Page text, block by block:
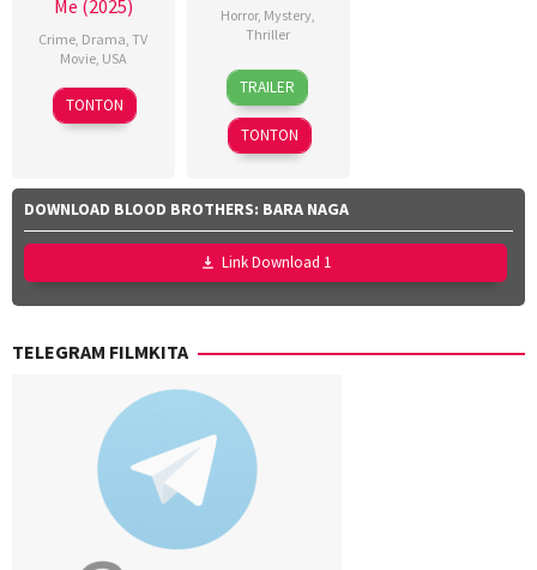
Me (2025)
Crime, Drama,TV
Movie, USA
21
Sep
Dave
Thomas
TONTON
Horror, Mystery,
Thriller
14
Nov
2024
Chad
Bishoff
TRAILER
TONTON
DOWNLOAD BLOOD BROTHERS: BARA NAGA
Link Download 1
TELEGRAM FILMKITA